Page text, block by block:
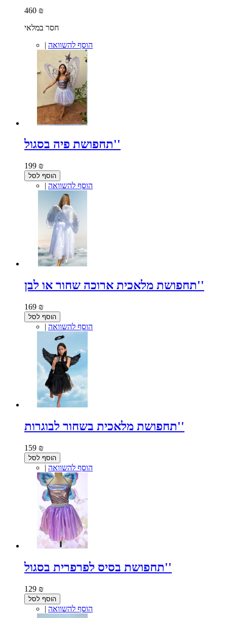
460 ₪
חסר במלאי
| הוסף להשוואה
תחפושת פיה בסגול''
199 ₪
הוסף לסל
| הוסף להשוואה
תחפושת מלאכית ארוכה שחור או לבן''
169 ₪
הוסף לסל
| הוסף להשוואה
תחפושת מלאכית בשחור לבוגרות''
159 ₪
הוסף לסל
| הוסף להשוואה
תחפושת בסיס לפרפרית בסגול''
129 ₪
הוסף לסל
| הוסף להשוואה